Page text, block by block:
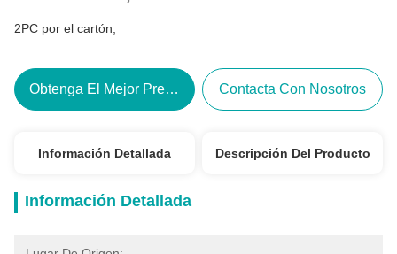
2PC por el cartón,
Obtenga El Mejor Precio Contacta Con Nosotros
Información Detallada Descripción Del Producto
Información Detallada